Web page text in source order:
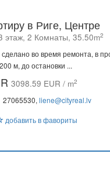
в Риге, Центре
этаж, 2 Комнаты, 35.50m2
во время ремонта, в
м, до остановки ...
3098.59 EUR / m2
27065530, liene@cityreal.lv
добавить в фавориты